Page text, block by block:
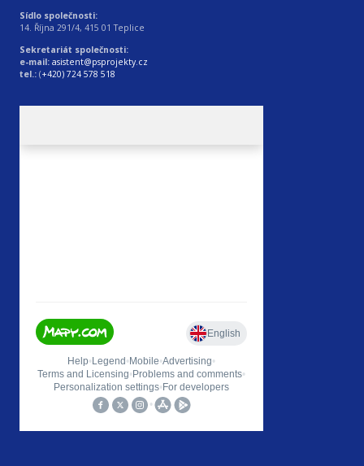
Sídlo společnosti:
14. Října 291/4, 415 01 Teplice
Sekretariát společnosti:
e-mail: asistent@psprojekty.cz
tel.: (+420) 724 578 518